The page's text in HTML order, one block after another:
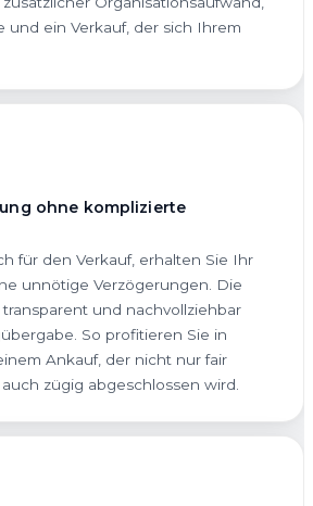
und ein Verkauf, der sich Ihrem
ohne komplizierte
für den Verkauf, erhalten Sie Ihr
unnötige Verzögerungen. Die
und nachvollziehbar
So profitieren Sie in
Ankauf, der nicht nur fair
zügig abgeschlossen wird.